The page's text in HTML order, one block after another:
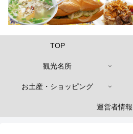
TOP
観光名所
お土産・ショッピング
運営者情報